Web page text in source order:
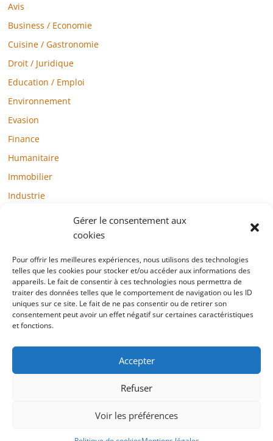
Gérer le consentement aux
cookies
Pour offrir les meilleures expériences, nous utilisons des technologies
telles que les cookies pour stocker et/ou accéder aux informations des
appareils. Le fait de consentir à ces technologies nous permettra de
traiter des données telles que le comportement de navigation ou les ID
uniques sur ce site. Le fait de ne pas consentir ou de retirer son
consentement peut avoir un effet négatif sur certaines caractéristiques
et fonctions.
Accepter
Refuser
Voir les préférences
Avis
Business / Economie
Cuisine / Gastronomie
Droit / Juridique
Education / Emploi
Environnement
Evasion
Finance
Humanitaire
Immobilier
Industrie
Mode / Beauté / Bien-être
Santé
Société
Sports
Technologie / Internet
Mentions légales